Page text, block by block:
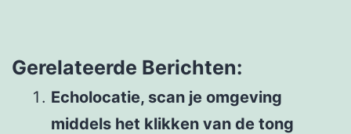
Gerelateerde Berichten:
Echolocatie, scan je omgeving
middels het klikken van de tong